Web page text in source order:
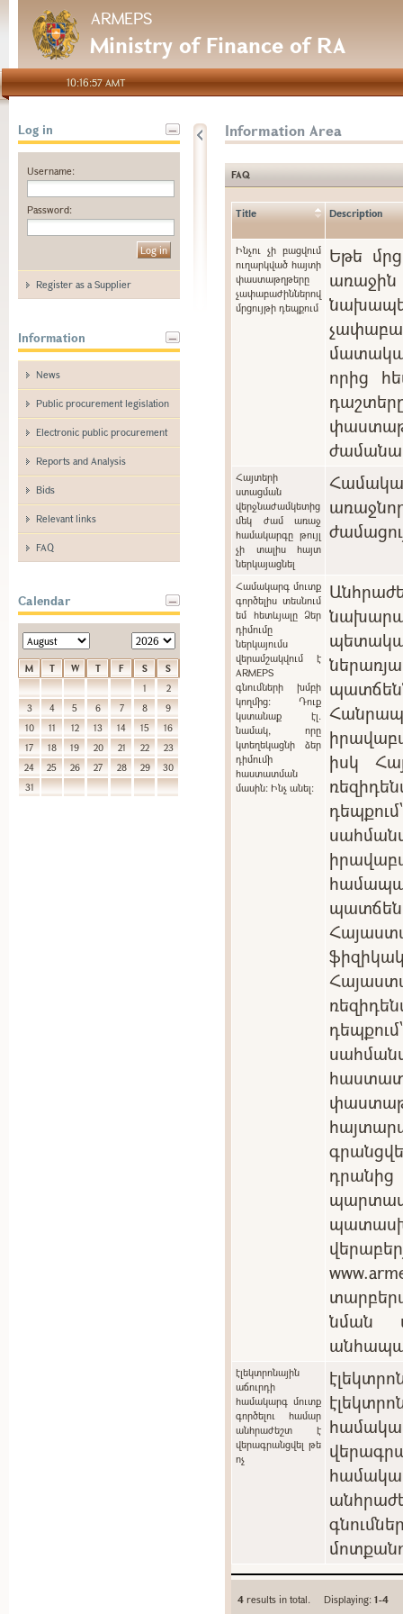
ARMEPS
Ministry of Finance of RA
10:16:57 AMT
Log in
Username:
Password:
Register as a Supplier
Information
News
Public procurement legislation
Electronic public procurement
Reports and Analysis
Bids
Relevant links
FAQ
Calendar
M T W T F S
S
1
2
3
4 5 6 7 8
9
10
11 12 13 14 15
16
17
18 19 20 21 22
23
24
25 26 27 28 29
30
31
Information Area
FAQ
Title Description
Ինչու չի բացվում
ուղարկված հայտի
փաստաթղթերը
չափաբաժիններով
մրցույթի դեպքում
Եթե
առաջին
որից
Հայտերի
ստացման
վերջնաժամկետից
մեկ ժամ առաջ
համակարգը թույլ
չի տալիս հայտ
ներկայացնել
Համակարգ մուտք
գործելիս տեսնում
եմ հետևյալը Ձեր
դիմումը
ներկայումս
վերամշակվում է
ARMEPS
գնումների խմբի
կողմից: Դուք
կստանաք էլ.
նամակ, որը
կտեղեկացնի ձեր
դիմումի
հաստատման
մասին: Ինչ անել:
իսկ
նման
էլեկտրոնային
աճուրդի
համակարգ մուտք
գործելու համար
անհրաժեշտ է
վերագրանցվել թե
ոչ
4 results in total. Displaying:1-4